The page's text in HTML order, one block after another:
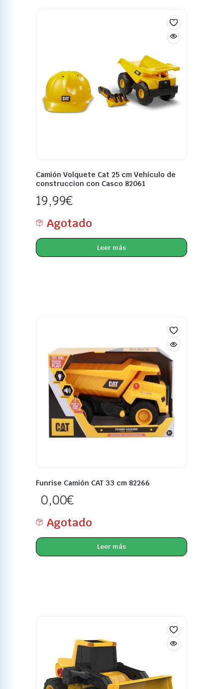
Camión Volquete Cat 25 cm Vehículo de
construccion con Casco 82061
19,99€
Agotado
Leer más
Funrise Camión CAT 33 cm 82266
0,00€
Agotado
Leer más